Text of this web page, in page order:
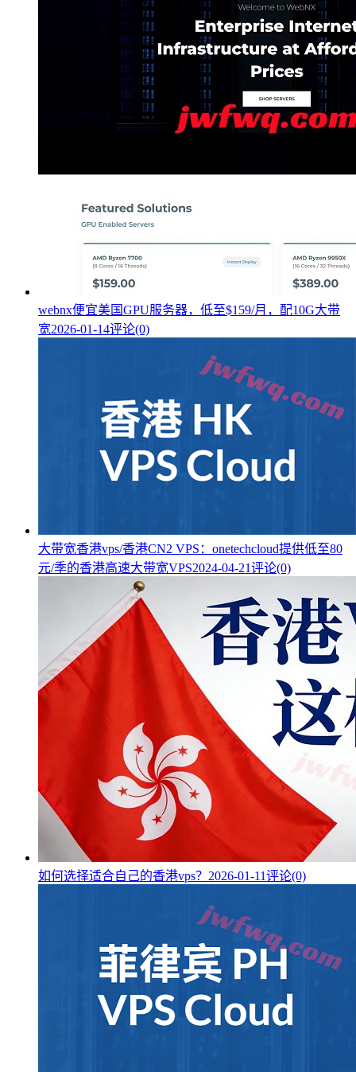
webnx便宜美国GPU服务器，低至$159/月，配10G大带
宽2026-01-14评论(0)
大带宽香港vps/香港CN2 VPS：onetechcloud提供低至80
元/季的香港高速大带宽VPS2024-04-21评论(0)
如何选择适合自己的香港vps？ 2026-01-11评论(0)